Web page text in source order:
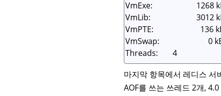
마지막 항목에서 레디스 서
AOF를 쓰는 쓰레드 2개,